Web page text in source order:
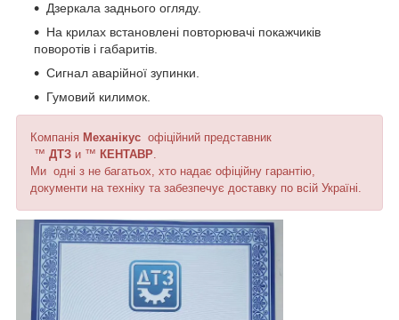
Дзеркала заднього огляду.
На крилах встановлені повторювачі покажчиків
поворотів і габаритів.
Сигнал аварійної зупинки.
Гумовий килимок.
Компанія Механікус офіційний представник
™ ДТЗ и ™ КЕНТАВР.
Ми одні з не багатьох, хто надає офіційну гарантію,
документи на техніку та забезпечує доставку по всій Україні.